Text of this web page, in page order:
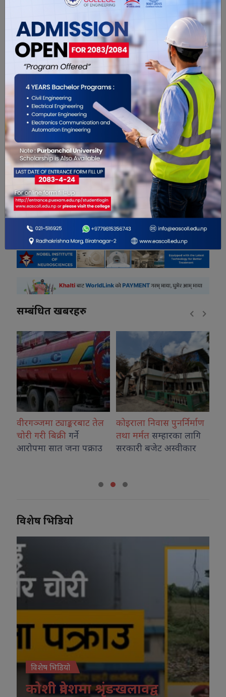
हरि श्रेष्ठ र रमेश ढकाल छन् ।
यो खबर पढेर तपाईलाई कस्तो महसुस
भयो ?
0 0 0 0 0
0
सम्बंधित खबरहरु
तेल
गर्ने
पक्राउ
कोइराला निवास पुनर्निर्माण
तथा मर्मत
सम्हारका लागि
सरकारी बजेट अस्वीकार
प्रतिनिधिसभाको
बैठकमा चार
हुने
विशेष भिडियो
विशेष भिडियो
कोशी प्रदेशमा श्रृंङखलावद्व